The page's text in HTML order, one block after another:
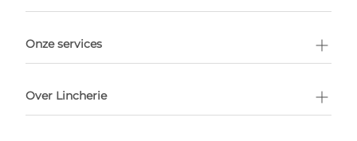
Onze services
Over Lincherie